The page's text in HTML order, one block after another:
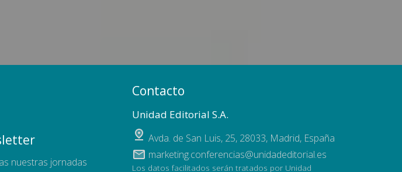
nuestras jornadas
Contacto
Unidad Editorial S.A.
Avda. de San Luis, 25, 28033, Madrid, España
marketing.conferencias@unidadeditorial.es
Los datos facilitados serán tratados por Unidad